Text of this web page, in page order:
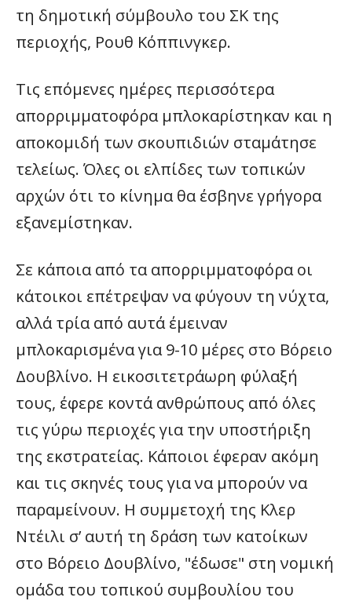
τη δημοτική σύμβουλο του ΣΚ της
περιοχής, Ρουθ Κόππινγκερ.
Τις επόμενες ημέρες περισσότερα
απορριμματοφόρα μπλοκαρίστηκαν και η
αποκομιδή των σκουπιδιών σταμάτησε
τελείως. Όλες οι ελπίδες των τοπικών
αρχών ότι το κίνημα θα έσβηνε γρήγορα
εξανεμίστηκαν.
Σε κάποια από τα απορριμματοφόρα οι
κάτοικοι επέτρεψαν να φύγουν τη νύχτα,
αλλά τρία από αυτά έμειναν
μπλοκαρισμένα για 9-10 μέρες στο Βόρειο
Δουβλίνο. Η εικοσιτετράωρη φύλαξή
τους, έφερε κοντά ανθρώπους από όλες
τις γύρω περιοχές για την υποστήριξη
της εκστρατείας. Κάποιοι έφεραν ακόμη
και τις σκηνές τους για να μπορούν να
παραμείνουν. Η συμμετοχή της Κλερ
Ντέιλι σ’ αυτή τη δράση των κατοίκων
στο Βόρειο Δουβλίνο, "έδωσε" στη νομική
ομάδα του τοπικού συμβουλίου του